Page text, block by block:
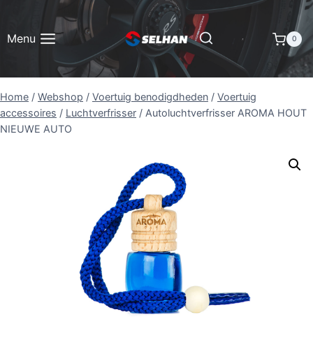
inhoud
Menu 0
Home / Webshop / Voertuig benodigdheden / Voertuig
accessoires / Lucht­verfris­ser / Autoluchtverfrisser AROMA HOUT
NIEUWE AUTO